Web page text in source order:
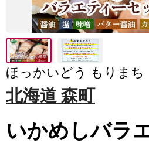
ほっかいどう もりまち
北海道 森町
いかめしバラ